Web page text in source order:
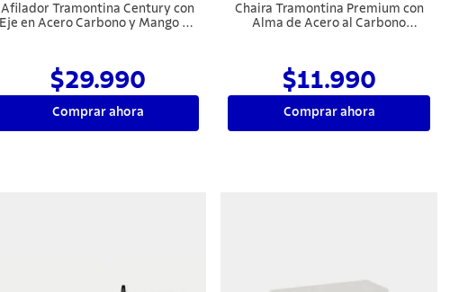
Afilador Tramontina Century con
Eje en Acero Carbono y Mango de
$29.990
Comprar ahora
Chaira Tramontina Premium con
Alma de Acero al Carbono
$11.990
Comprar ahora